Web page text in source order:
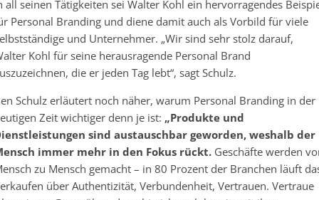
all seinen Tätigkeiten sei Walter Kohl ein hervorragendes
Personal Branding und diene damit auch als Vorbild für viele
und Unternehmer. „Wir sind sehr stolz darauf,
Kohl für seine herausragende Personal Brand
die er jeden Tag lebt“, sagt Schulz.
Schulz erläutert noch näher, warum Personal Branding in der
Zeit wichtiger denn je ist: „Produkte und
sind austauschbar geworden, weshalb der
immer mehr in den Fokus rückt. Geschäfte werden
zu Mensch gemacht – in 80 Prozent der Branchen läuft
über Authentizität, Verbundenheit, Vertrauen. Vertraue